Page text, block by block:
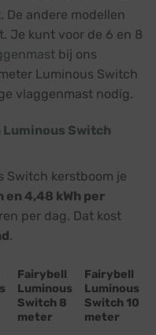
andere modellen
Je kunt voor de 6 en 8
bij ons
Luminous Switch
vlaggenmast nodig.
Switch
Switch kerstboom je
en 4,48 kWh per
per dag. Dat kost
.
Fairybell
Luminous
Switch 8
meter
Fairybell
Luminous
Switch 10
meter